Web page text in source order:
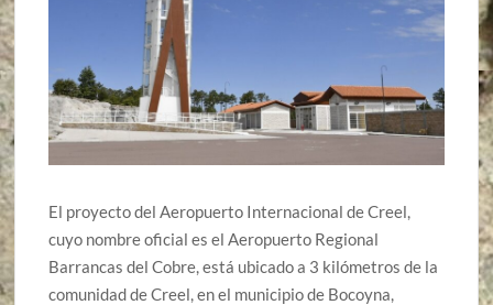
El proyecto del Aeropuerto Internacional de Creel,
cuyo nombre oficial es el Aeropuerto Regional
Barrancas del Cobre, está ubicado a 3 kilómetros de la
comunidad de Creel, en el municipio de Bocoyna,